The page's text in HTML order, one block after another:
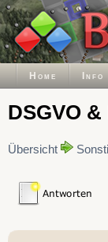
Home Info
DSGVO
Übersicht